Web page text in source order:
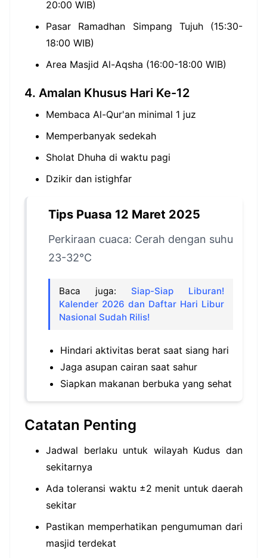
20:00 WIB)
Pasar Ramadhan Simpang Tujuh (15:30-
18:00 WIB)
Area Masjid Al-Aqsha (16:00-18:00 WIB)
4. Amalan Khusus Hari Ke-12
Membaca Al-Qur'an minimal 1 juz
Memperbanyak sedekah
Sholat Dhuha di waktu pagi
Dzikir dan istighfar
Tips Puasa 12 Maret 2025
Perkiraan cuaca: Cerah dengan suhu
23-32°C
Baca juga: Siap-Siap Liburan!
Kalender 2026 dan Daftar Hari Libur
Nasional Sudah Rilis!
Hindari aktivitas berat saat siang hari
Jaga asupan cairan saat sahur
Siapkan makanan berbuka yang sehat
Catatan Penting
Jadwal berlaku untuk wilayah Kudus dan
sekitarnya
Ada toleransi waktu ±2 menit untuk daerah
sekitar
Pastikan memperhatikan pengumuman dari
masjid terdekat